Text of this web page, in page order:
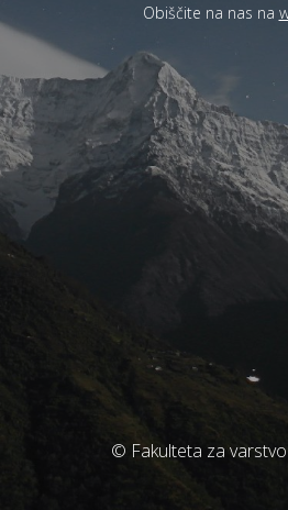
Obiščite na nas na
© Fakulteta za